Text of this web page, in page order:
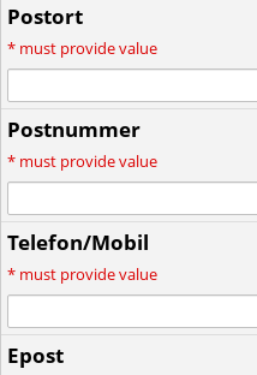
Postort
* must provide value
Postnummer
* must provide value
Telefon/Mobil
* must provide value
Epost